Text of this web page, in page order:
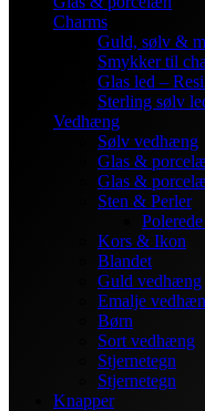
Charms
Guld, sølv &
Smykker til
Glas led –
Sterling sølv
Vedhæng
Sølv vedhæng
Glas &
Glas &
Sten & Perler
Kors & Ikon
Blandet
Guld vedhæng
Emalje
Børn
Sort vedhæng
Stjernetegn
Stjernetegn
Knapper